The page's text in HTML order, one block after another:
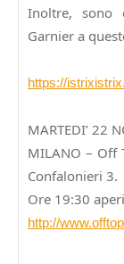
Inoltre, sono
Garnier a
https://
MARTEDI’ 22
MILANO – Off
Confalonieri 3.
Ore 19:30
http://